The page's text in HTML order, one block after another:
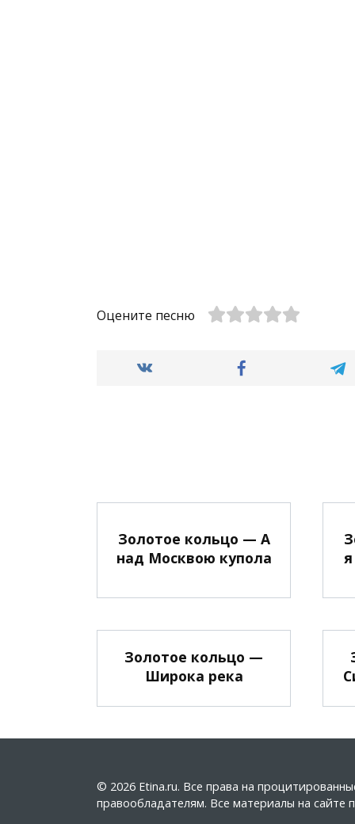
Оцените песню
Золотое кольцо — А
над Москвою купола
Золотое кольцо —
Широка река
© 2026 Etina.ru. Все права на
правообладателям. Все материалы на сайте